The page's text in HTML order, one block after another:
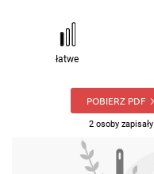
łatwe
POBIERZ PDF
2 osoby zapisały